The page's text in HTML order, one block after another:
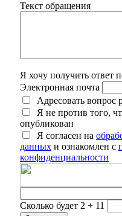
Текст обращения
Я хочу получить ответ
Электронная почта
Адресовать вопрос
Я не против того,
опубликован
Я согласен на
данных и ознакомлен с
конфиденциальности
Сколько будет 2 + 11